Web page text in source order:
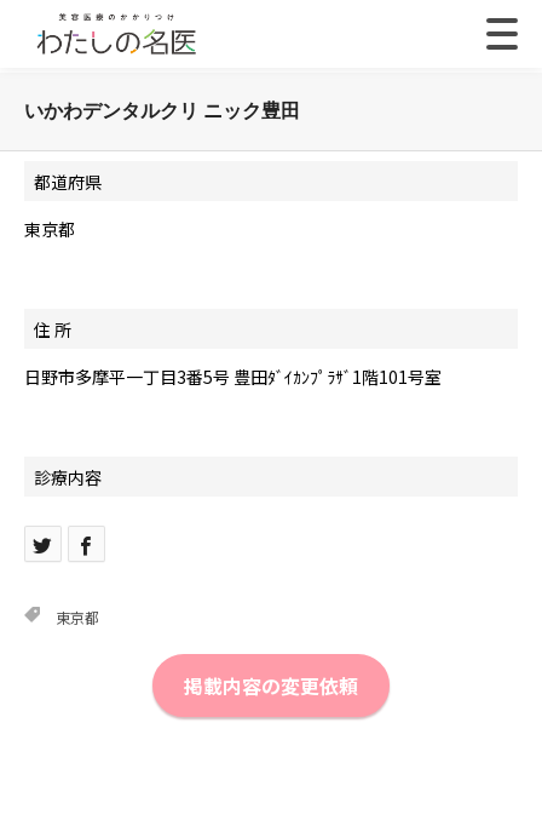
いかわデンタルクリ ニック豊田
都道府県
東京都
住 所
日野市多摩平一丁目3番5号 豊田ﾀﾞｲｶﾝﾌﾟﾗｻﾞ1階101号室
診療内容
東京都
掲載内容の変更依頼